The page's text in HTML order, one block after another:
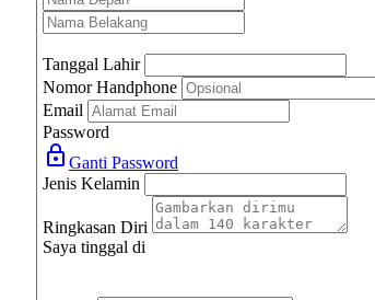
Tanggal Lahir
Nomor Handphone
Email
Password
lock_outline Ganti Password
Jenis Kelamin
Ringkasan Diri
Saya tinggal di